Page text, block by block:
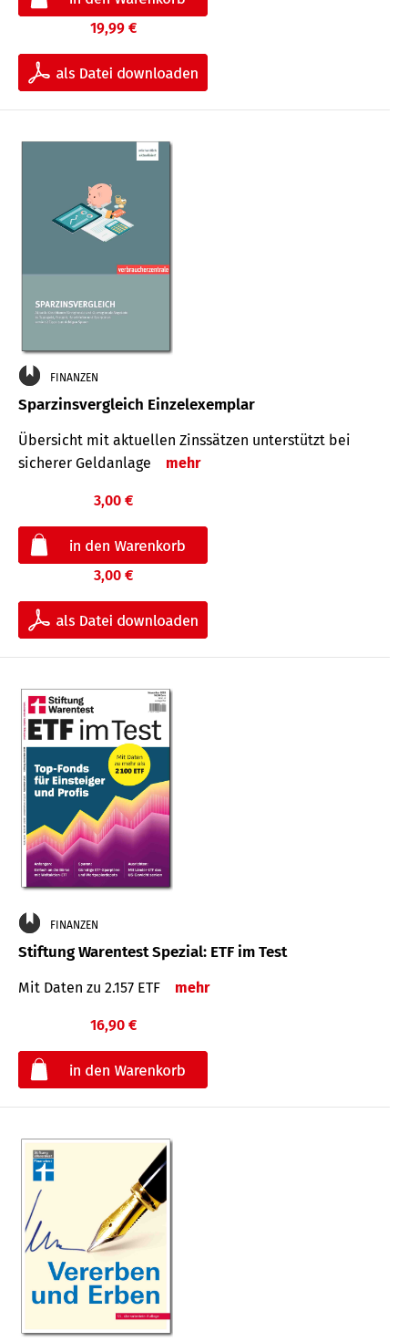
19,99 €
FINANZEN
Sparzinsvergleich Einzelexemplar
Übersicht mit aktuellen Zinssätzen unterstützt bei
sicherer Geldanlage
mehr
3,00 €
3,00 €
FINANZEN
Stiftung Warentest Spezial: ETF im Test
Mit Daten zu 2.157 ETF mehr
16,90 €